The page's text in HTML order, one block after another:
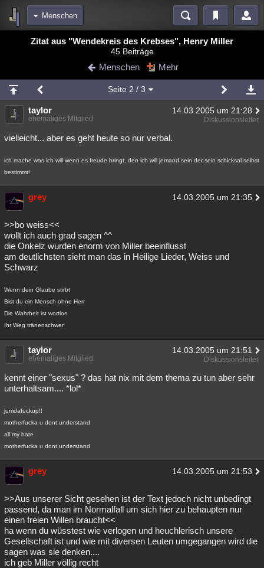
Menschen
Bereiche
Blogs
Chat Wiki Neuigkeiten
meine Rubriken
Menschen Mystery Kriminalfälle
Spiritualität Verschwörungen Technologie
Natur Umfragen Unterhaltung
Philosophie Literatur
Musik Clash Verbesserungen Allmystery
Übersichten
Lesenswert Schlüsselwörter
Zitat aus "Wendekreis des Krebses", Henry Miller
45 Beiträge
Menschen Mehr
Seite 2 / 3
taylor 14.03.2005 um 21:28
ehemaliges Mitglied Diskussionsleiter
vielleicht... aber es geht heute so nur verbal.
ich mache was ich will wenn es freude bringt, den ich will jemand sein der sein schicksal selbst
bestimmt!
grey 14.03.2005 um 21:35
>>bo weiss<<
wollt ich auch grad sagen ^^
die Onkelz wurden enorm von Miller beeinflusst
am deutlichsten sieht man das in Heilige Lieder, Weiss und
Schwarz
Wenn dein Glaube stirbt
Bist du ein Mensch ohne Herr
Die Wahrheit ist wortlos
Ihr Weg tränenschwer
taylor 14.03.2005 um 21:51
ehemaliges Mitglied Diskussionsleiter
kennt einer "sexus" ? das hat nix mit dem thema zu tun aber sehr
unterhaltsam.... *lol*
jumdafuckup!!
motherfucka u dont understand
all my hate
motherfucka u dont understand
grey 14.03.2005 um 21:53
>>Aus unserer Sicht gesehen ist der Text jedoch nicht unbedingt
passend, da man im Normalfall um sich hier zu behaupten nur
einen freien Willen braucht<<
ha wenn du wüsstest wie verlogen und heuchlerisch unsere
Gesellschaft ist und wie mit diversen Leuten umgegangen wird die
sagen was sie denken....
ich geb Miller völlig recht